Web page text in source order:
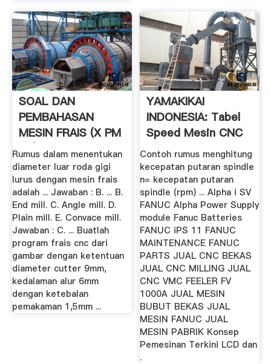
SOAL DAN
PEMBAHASAN
MESIN FRAIS (X PM
1) | Technical ...
Rumus dalam menentukan
diameter luar roda gigi
lurus dengan mesin frais
adalah ... Jawaban : B. ... B.
End mill. C. Angle mill. D.
Plain mill. E. Convace mill.
Jawaban : C. ... Buatlah
program frais cnc dari
gambar dengan ketentuan
diameter cutter 9mm,
kedalaman alur 6mm
dengan ketebalan
pemakaman 1,5mm ...
YAMAKIKAI
INDONESIA: Tabel
Speed Mesin CNC
Contoh rumus menghitung
kecepatan putaran spindle
n= kecepatan putaran
spindle (rpm) ... Alpha i SV
FANUC Alpha Power Supply
module Fanuc Batteries
FANUC iPS 11 FANUC
MAINTENANCE FANUC
PARTS JUAL CNC BEKAS
JUAL CNC MILLING JUAL
CNC VMC FEELER FV
1000A JUAL MESIN
BUBUT BEKAS JUAL
MESIN FANUC JUAL
MESIN PABRIK Konsep
Pemesinan Terkini LCD dan
.